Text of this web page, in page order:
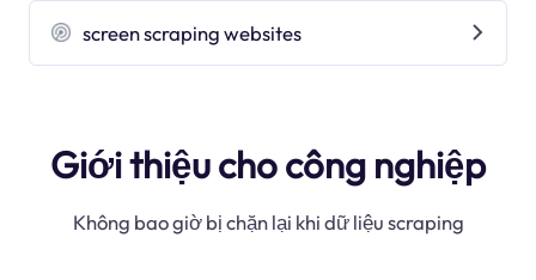
screen scraping websites
Giới thiệu cho công nghiệp
Không bao giờ bị chặn lại khi dữ liệu scraping